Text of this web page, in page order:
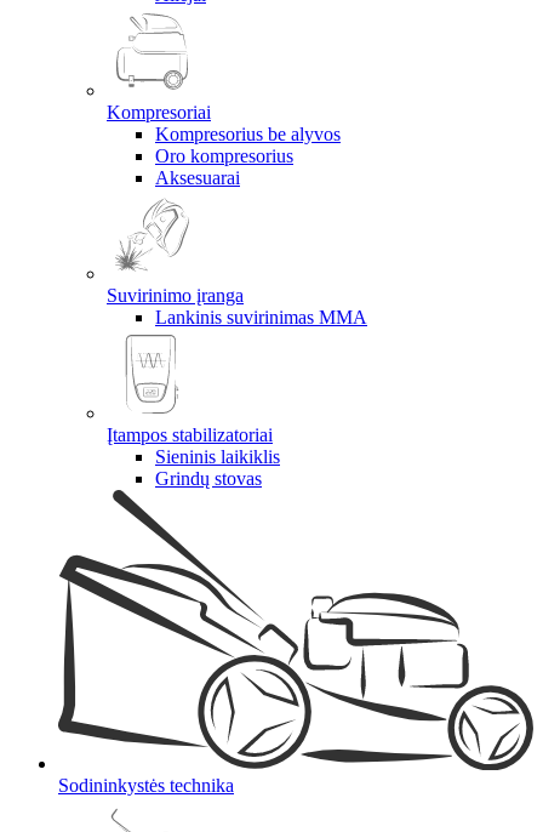
Kompresoriai
Kompresorius be alyvos
Oro kompresorius
Aksesuarai
Suvirinimo įranga
Lankinis suvirinimas MMA
Įtampos stabilizatoriai
Sieninis laikiklis
Grindų stovas
Sodininkystės technika